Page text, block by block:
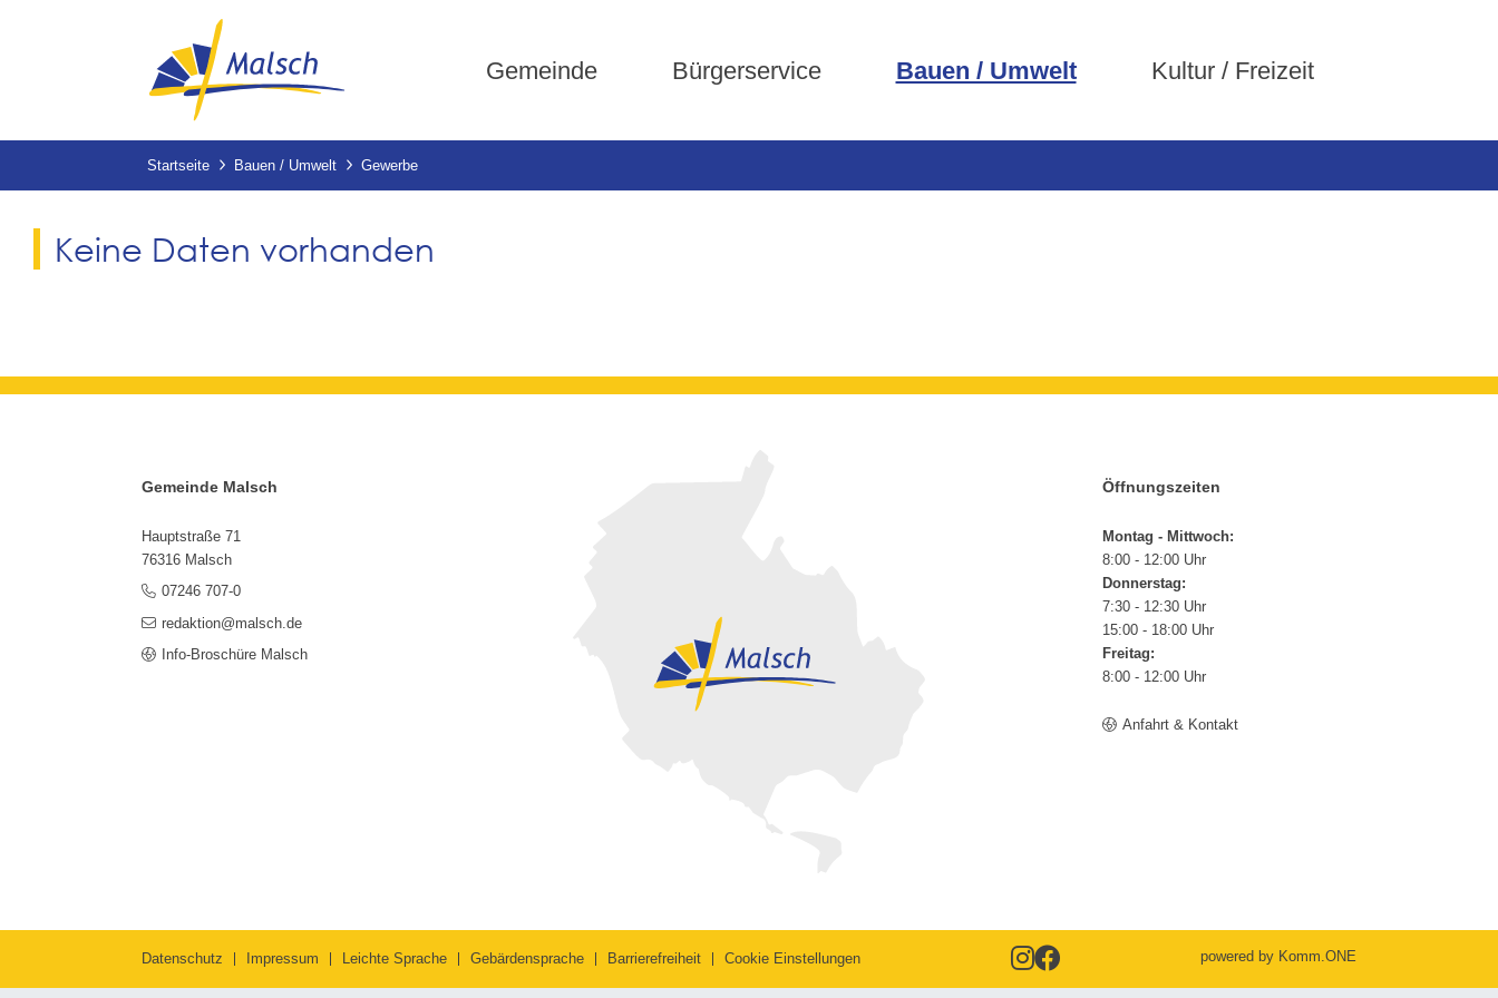
Gemeinde Bürgerservice Bauen / Umwelt Kultur / Freizeit
Startseite Bauen / Umwelt Gewerbe
Keine Daten vorhanden
Gemeinde Malsch
Hauptstraße 71
76316 Malsch
07246 707-0
redaktion@malsch.de
Info-Broschüre Malsch
Öffnungszeiten
Montag - Mittwoch:
8:00 - 12:00 Uhr
Donnerstag:
7:30 - 12:30 Uhr
15:00 - 18:00 Uhr
Freitag:
8:00 - 12:00 Uhr
Anfahrt & Kontakt
Datenschutz Impressum Leichte Sprache Gebärdensprache Barrierefreiheit Cookie Einstellungen powered by Komm.ONE